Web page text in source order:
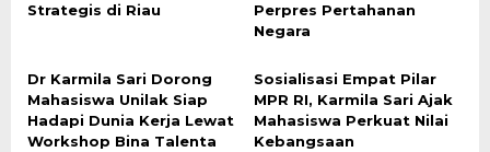
Strategis di Riau
Perpres Pertahanan
Negara
Dr Karmila Sari Dorong
Mahasiswa Unilak Siap
Hadapi Dunia Kerja Lewat
Workshop Bina Talenta
Sosialisasi Empat Pilar
MPR RI, Karmila Sari Ajak
Mahasiswa Perkuat Nilai
Kebangsaan